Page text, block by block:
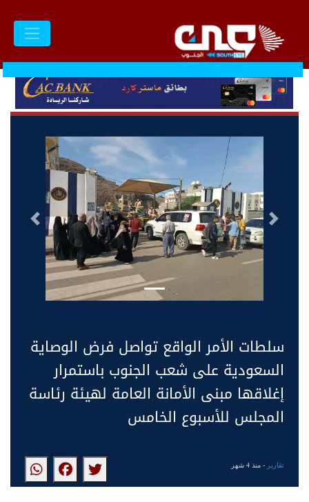
التالى السابق
سلطات الأمر الواقع تواصل فرض الوصاية
السعودية على شعب الجنوب باستمرار
إغلاقها مبنى الأمانة العامة لهيئة رئاسة
المجلس للأسبوع الخامس
تقارير - منذ 4 شهر